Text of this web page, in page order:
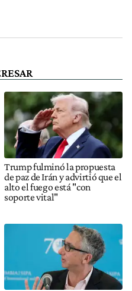
Trump fulminó la propuesta
de paz de Irán y advirtió que el
alto el fuego está "con
soporte vital"